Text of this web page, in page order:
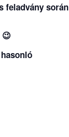
feladvány során